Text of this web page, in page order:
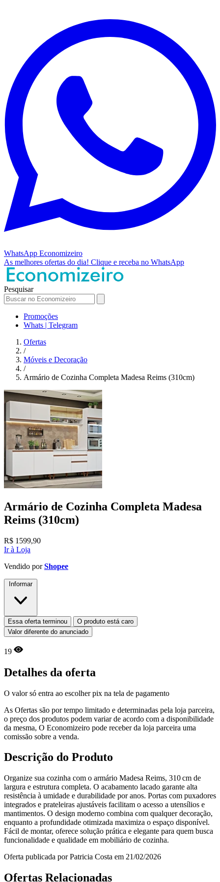
WhatsApp Economizeiro
As melhores ofertas do dia! Clique e receba no WhatsApp
Pesquisar
Promoções
Whats | Telegram
Ofertas
/
Móveis e Decoração
/
Armário de Cozinha Completa Madesa Reims (310cm)
Armário de Cozinha Completa Madesa
Reims (310cm)
R$ 1599,90
Ir à Loja
Vendido porShopee
Informar
Essa oferta terminou
O produto está caro
Valor diferente do anunciado
19
Detalhes da oferta
O valor só entra ao escolher pix na tela de pagamento
As Ofertas são por tempo limitado e determinadas pela loja parceira,
o preço dos produtos podem variar de acordo com a disponibilidade
da mesma, O Economizeiro pode receber da loja parceira uma
comissão sobre a venda.
Descrição do Produto
Organize sua cozinha com o armário Madesa Reims, 310 cm de
largura e estrutura completa. O acabamento lacado garante alta
resistência à umidade e durabilidade por anos. Portas com puxadores
integrados e prateleiras ajustáveis facilitam o acesso a utensílios e
mantimentos. O design moderno combina com qualquer decoração,
enquanto a profundidade otimizada maximiza o espaço disponível.
Fácil de montar, oferece solução prática e elegante para quem busca
funcionalidade e qualidade em mobiliário de cozinha.
Oferta publicada por Patricia Costa em 21/02/2026
Ofertas Relacionadas